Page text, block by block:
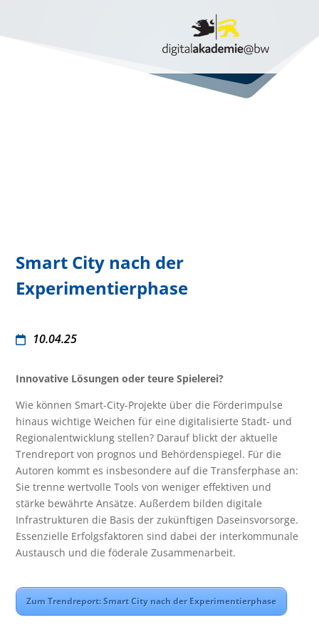
Smart City nach der
Experimentierphase
10.04.25
Innovative Lösungen oder teure Spielerei?
Wie können Smart-City-Projekte über die Förderimpulse
hinaus wichtige Weichen für eine digitalisierte Stadt- und
Regionalentwicklung stellen? Darauf blickt der aktuelle
Trendreport von prognos und Behördenspiegel. Für die
Autoren kommt es insbesondere auf die Transferphase an:
Sie trenne wertvolle Tools von weniger effektiven und
stärke bewährte Ansätze. Außerdem bilden digitale
Infrastrukturen die Basis der zukünftigen Daseinsvorsorge.
Essenzielle Erfolgsfaktoren sind dabei der interkommunale
Austausch und die föderale Zusammenarbeit.
Zum Trendreport: Smart City nach der Experimentierphase